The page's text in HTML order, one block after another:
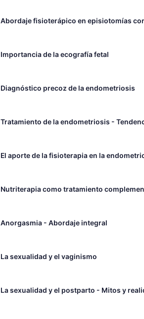
Abordaje fisioterápico en episiotomías
Importancia de la ecografía fetal
Diagnóstico precoz de la endometriosis
Tratamiento de la endometriosis -
El aporte de la fisioterapia en la
Nutriterapia como tratamiento
Anorgasmia - Abordaje integral
La sexualidad y el vaginismo
La sexualidad y el postparto - Mitos y